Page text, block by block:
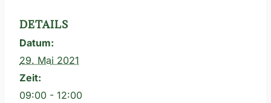
DETAILS
Datum:
29. Mai 2021
Zeit:
09:00 - 12:00